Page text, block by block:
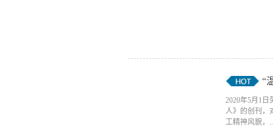
“
2020年5月1
人》的创刊，
工精神风貌，